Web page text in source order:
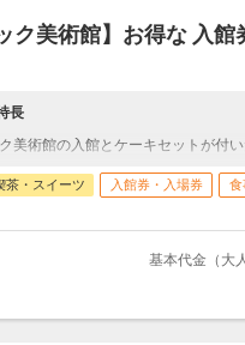
ク美術館】お得な 入
長
美術館の入館とケーキセットが付い
茶・スイーツ 入館券・入場券 食
基本代金（大